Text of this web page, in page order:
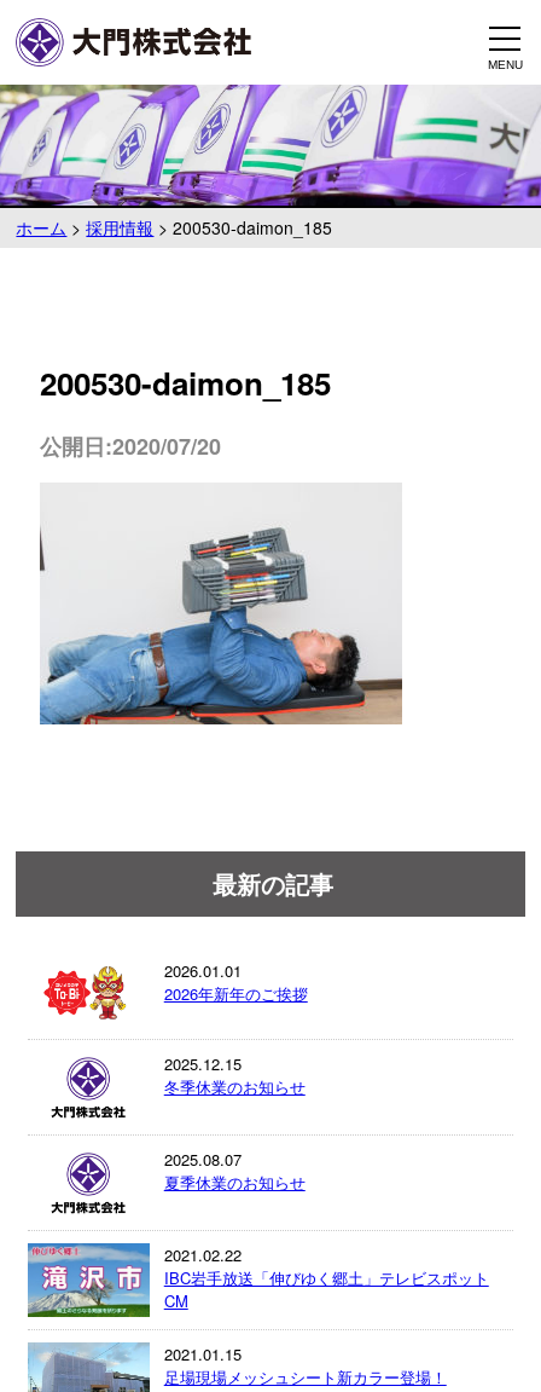
ホーム >採用情報 >200530-daimon_185
200530-daimon_185
公開日:2020/07/20
最新の記事
2026.01.01
2026年新年のご挨拶
2025.12.15
冬季休業のお知らせ
2025.08.07
夏季休業のお知らせ
2021.02.22
IBC岩手放送「伸びゆく郷土」テレビスポット
CM
2021.01.15
足場現場メッシュシート新カラー登場！